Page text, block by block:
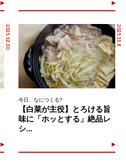
2025.12.30 2025.11.8
今日、なにつくる?
【白菜が主役】とろける旨
味に「ホッとする」絶品レ
シ...